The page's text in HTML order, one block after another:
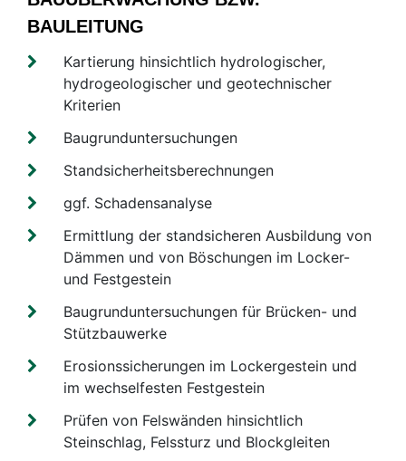
BAULEITUNG
Kartierung hinsichtlich hydrologischer,
hydrogeologischer und geotechnischer
Kriterien
Baugrunduntersuchungen
Standsicherheitsberechnungen
ggf. Schadensanalyse
Ermittlung der standsicheren Ausbildung von
Dämmen und von Böschungen im Locker-
und Festgestein
Baugrunduntersuchungen für Brücken- und
Stützbauwerke
Erosionssicherungen im Lockergestein und
im wechselfesten Festgestein
Prüfen von Felswänden hinsichtlich
Steinschlag, Felssturz und Blockgleiten